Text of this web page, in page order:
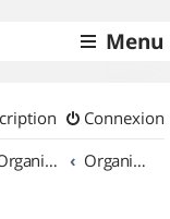
Menu
Connexion
Organisation de sorties & Recherche de partenaires Organisation de sorties en région Rhône Alpes